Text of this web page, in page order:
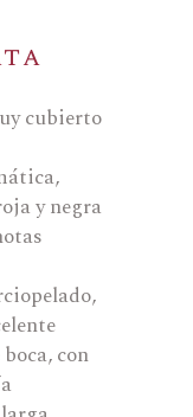
cubierto
y negra
con